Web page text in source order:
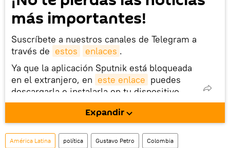
más importantes!
Suscríbete a nuestros canales de Telegram a
través de estos enlaces .
Ya que la aplicación Sputnik está bloqueada
en el extranjero, en este enlace puedes
descargarla e instalarla en tu dispositivo
móvil (¡solo para Android!).
Expandir
América Latina política Gustavo Petro Colombia